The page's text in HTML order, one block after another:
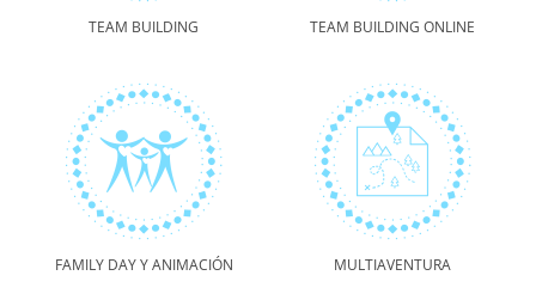
TEAM BUILDING TEAM BUILDING ONLINE
FAMILY DAY Y ANIMACIÓN MULTIAVENTURA